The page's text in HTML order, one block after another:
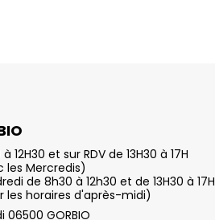
et sur RDV de 13H30 à 17H
les Mercredis)
de 8h30 à 12h30 et de 13H30 à 17H
les horaires d'après-midi)
06500 GORBIO